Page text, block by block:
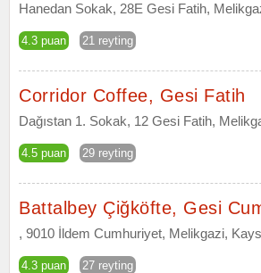
Hanedan Sokak, 28E Gesi Fatih,
4.3 puan 21 reyting
Corridor Coffee, Gesi Fatih
Dağıstan 1. Sokak, 12 Gesi Fatih,
4.5 puan 29 reyting
Battalbey Çiğköfte, Gesi
, 9010 İldem Cumhuriyet, Melikgazi,
4.3 puan 27 reyting